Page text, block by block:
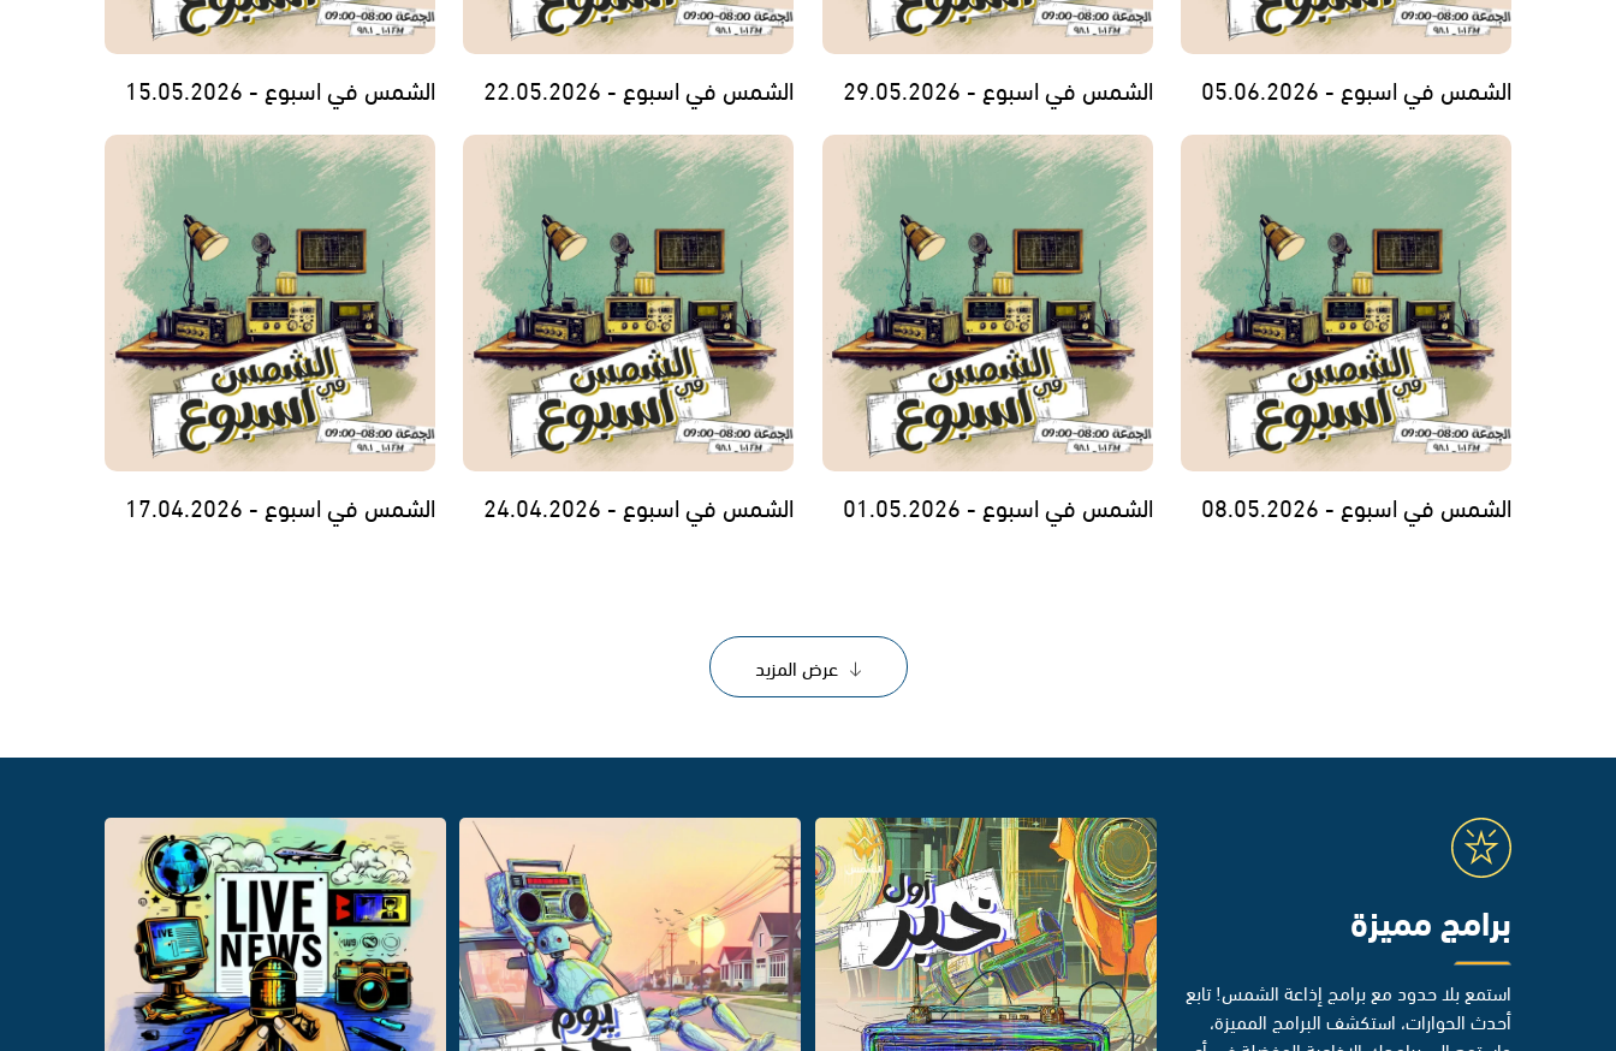
الشمس في اسبوع - 05.06.2026 الشمس في اسبوع - 29.05.2026 الشمس في اسبوع - 22.05.2026 الشمس في اسبوع - 15.05.2026
الشمس في اسبوع - 08.05.2026 الشمس في اسبوع - 01.05.2026 الشمس في اسبوع - 24.04.2026 الشمس في اسبوع - 17.04.2026
عرض المزيد
برامج مميزة
استمع بلا حدود مع برامج إذاعة الشمس! تابع
أحدث الحوارات، استكشف البرامج المميزة،